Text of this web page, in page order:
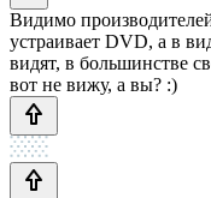
Видимо
устраивает DVD, а в
видят, в большинстве
вот не вижу, а вы? :)